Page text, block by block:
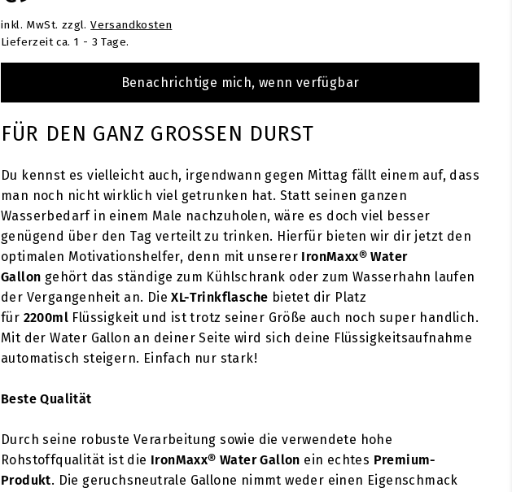
Preis
inkl. MwSt. zzgl.Versandkosten
Lieferzeit ca. 1 - 3 Tage.
Benachrichtige mich, wenn verfügbar
FÜR DEN GANZ GROSSEN DURST
Du kennst es vielleicht auch, irgendwann gegen Mittag fällt einem auf, dass
man noch nicht wirklich viel getrunken hat. Statt seinen ganzen
Wasserbedarf in einem Male nachzuholen, wäre es doch viel besser
genügend über den Tag verteilt zu trinken. Hierfür bieten wir dir jetzt den
optimalen Motivationshelfer, denn mit unserer IronMaxx® Water
Gallon gehört das ständige zum Kühlschrank oder zum Wasserhahn laufen
der Vergangenheit an. Die XL-Trinkflasche bietet dir Platz
für 2200ml Flüssigkeit und ist trotz seiner Größe auch noch super handlich.
Mit der Water Gallon an deiner Seite wird sich deine Flüssigkeitsaufnahme
automatisch steigern. Einfach nur stark!
Beste Qualität
Durch seine robuste Verarbeitung sowie die verwendete hohe
Rohstoffqualität ist die IronMaxx® Water Gallon ein echtes Premium-
Produkt. Die geruchsneutrale Gallone nimmt weder einen Eigenschmack